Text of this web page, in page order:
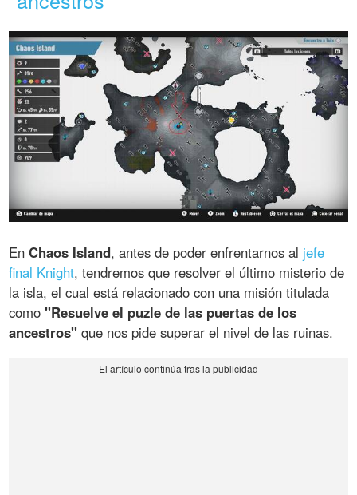
EnChaos Island, antes de poder enfrentarnos al jefe
final Knight, tendremos que resolver el último misterio de
la isla, el cual está relacionado con una misión titulada
como"Resuelve el puzle de las puertas de los
ancestros" que nos pide superar el nivel de las ruinas.